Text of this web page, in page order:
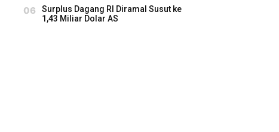
Surplus Dagang RI Diramal Susut ke
1,43 Miliar Dolar AS